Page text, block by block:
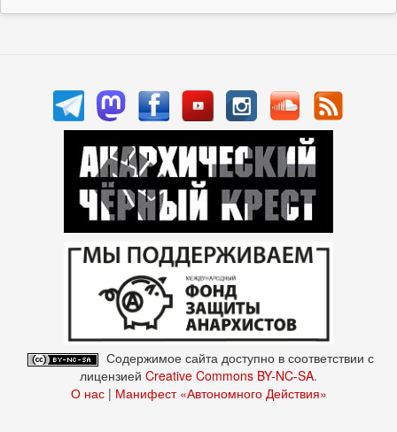
Содержимое сайта доступно в соответствии с
лицензией Creative Commons BY-NC-SA.
О нас| Манифест «Автономного Действия»